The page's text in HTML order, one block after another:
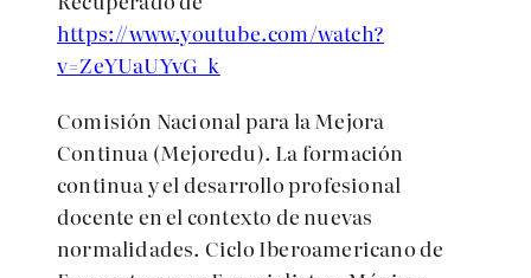
https://www.youtube.com/watch?
v=ZeYUaUYvG_k
Comisión Nacional para la Mejora
Continua (Mejoredu). La formación
continua y el desarrollo profesional
docente en el contexto de nuevas
normalidades. Ciclo Iberoamericano de